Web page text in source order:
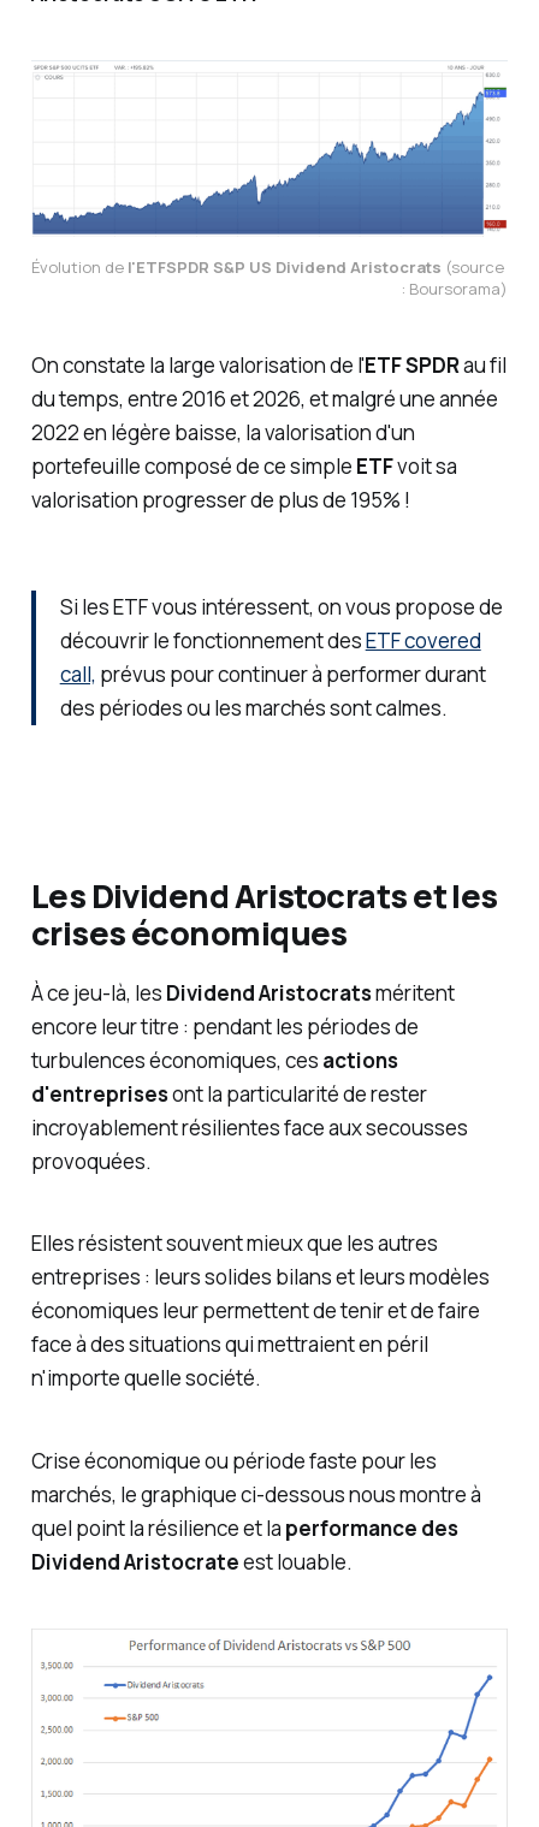
Évolution de l'ETFSPDR S&P US Dividend Aristocrats (source
: Boursorama)
On constate la large valorisation de l'ETF SPDRau fil
du temps, entre 2016 et 2026, et malgré une année
2022 en légère baisse, la valorisation d'un
portefeuille composé de ce simple ETFvoit sa
valorisation progresser de plus de 195% !
Si les ETF vous intéressent, on vous propose de
découvrir le fonctionnement desETF covered
call, prévus pour continuer à performer durant
des périodes ou les marchés sont calmes.
Les Dividend Aristocrats et les
crises économiques
À ce jeu-là, les Dividend Aristocratsméritent
encore leur titre : pendant les périodes de
turbulences économiques, ces actions
d'entreprisesont la particularité de rester
incroyablement résilientes face aux secousses
provoquées.
Elles résistent souvent mieux que les autres
entreprises : leurs solides bilans et leurs modèles
économiques leur permettent de tenir et de faire
face à des situations qui mettraient en péril
n'importe quelle société.
Crise économique ou période faste pour les
marchés, le graphique ci-dessous nous montre à
quel point la résilience et la performance des
Dividend Aristocrateest louable.